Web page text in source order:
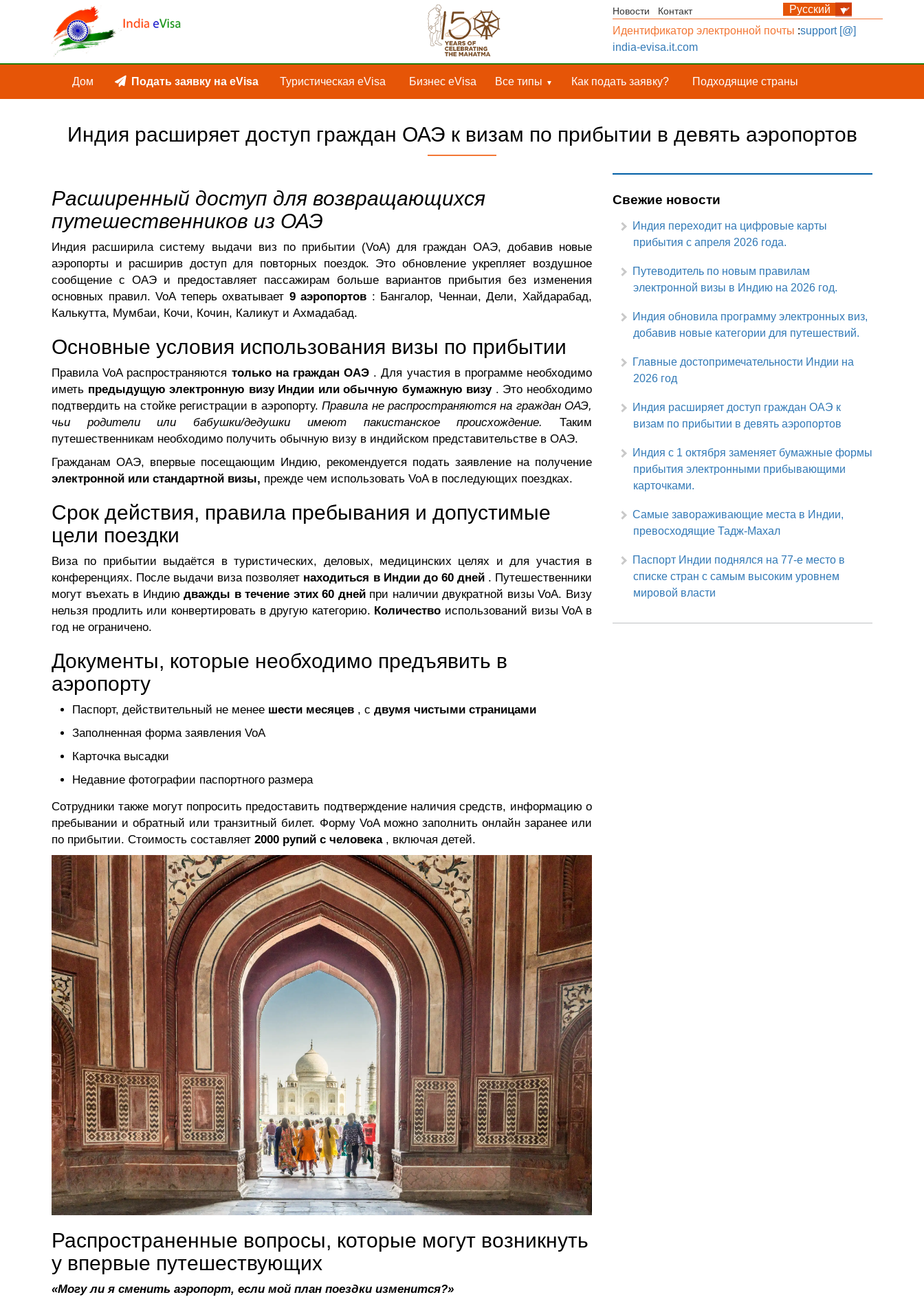
Новости Контакт
Идентификатор электронной почты :support [@]
india-evisa.it.com
Дом Подать заявку на eVisa Туристическая eVisa Бизнес eVisa Все типы Как подать заявку? Подходящие страны
Индия расширяет доступ граждан ОАЭ к визам по прибытии в девять аэропортов
Расширенный доступ для возвращающихся
путешественников из ОАЭ
Индия расширила систему выдачи виз по прибытии (VoA) для граждан ОАЭ, добавив новые
аэропорты и расширив доступ для повторных поездок. Это обновление укрепляет воздушное
сообщение с ОАЭ и предоставляет пассажирам больше вариантов прибытия без изменения
основных правил. VoA теперь охватывает 9 аэропортов : Бангалор, Ченнаи, Дели, Хайдарабад,
Калькутта, Мумбаи, Кочи, Кочин, Каликут и Ахмадабад.
Основные условия использования визы по прибытии
Правила VoA распространяются только на граждан ОАЭ . Для участия в программе необходимо
иметь предыдущую электронную визу Индии или обычную бумажную визу. Это необходимо
подтвердить на стойке регистрации в аэропорту.Правила не распространяются на граждан ОАЭ,
чьи родители или бабушки/дедушки имеют пакистанское происхождение.
Таким
путешественникам необходимо получить обычную визу в индийском представительстве в ОАЭ.
Гражданам ОАЭ, впервые посещающим Индию, рекомендуется подать заявление на получение
электронной или стандартной визы, прежде чем использовать VoA в последующих поездках.
Срок действия, правила пребывания и допустимые
цели поездки
Виза по прибытии выдаётся в туристических, деловых, медицинских целях и для участия в
конференциях. После выдачи виза позволяет находиться в Индии до 60 дней. Путешественники
могут въехать в Индиюдважды в течение этих 60 днейпри наличии двукратной визы VoA. Визу
нельзя продлить или конвертировать в другую категорию. Количество использований визы VoA в
год не ограничено.
Документы, которые необходимо предъявить в
аэропорту
Паспорт, действительный не менее шести месяцев , с двумя чистыми страницами
Заполненная форма заявления VoA
Карточка высадки
Недавние фотографии паспортного размера
Сотрудники также могут попросить предоставить подтверждение наличия средств, информацию о
пребывании и обратный или транзитный билет. Форму VoA можно заполнить онлайн заранее или
по прибытии. Стоимость составляет 2000 рупий с человека, включая детей.
Распространенные вопросы, которые могут возникнуть
у впервые путешествующих
«Могу ли я сменить аэропорт, если мой план поездки изменится?»
Свежие новости
Индия переходит на цифровые карты
прибытия с апреля 2026 года.
Путеводитель по новым правилам
электронной визы в Индию на 2026 год.
Индия обновила программу электронных виз,
добавив новые категории для путешествий.
Главные достопримечательности Индии на
2026 год
Индия расширяет доступ граждан ОАЭ к
визам по прибытии в девять аэропортов
Индия с 1 октября заменяет бумажные формы
прибытия электронными прибывающими
карточками.
Самые завораживающие места в Индии,
превосходящие Тадж-Махал
Паспорт Индии поднялся на 77-е место в
списке стран с самым высоким уровнем
мировой власти